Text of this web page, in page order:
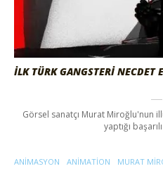
İLK TÜRK GANGSTERI NECDET
Görsel sanatçı Murat Miroğlu'nun
yaptığı
ANIMASYON ANIMATION MURAT